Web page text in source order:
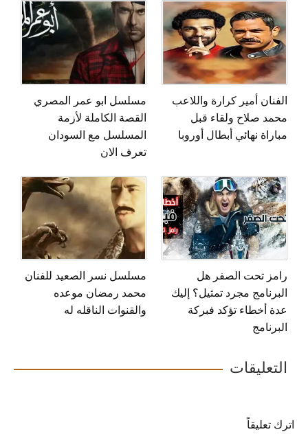
الفنان أمير كرارة واللاعب
محمد صلاح ولقاء قبل
مباراة نهائي أبطال أوروبا
مسلسل ابو عمر المصري
القصة الكاملة لأزمة
المسلسل مع السودان
تعرف الان
رامز تحت الصفر هل
البرنامج مجرد تمثيل؟ إليك
عدة أخطاء تؤكد فبركة
البرنامج
مسلسل نسر الصعيد للفنان
محمد رمضان موعده
والقنوات الناقله له
التعليقات
اترك تعليقاً